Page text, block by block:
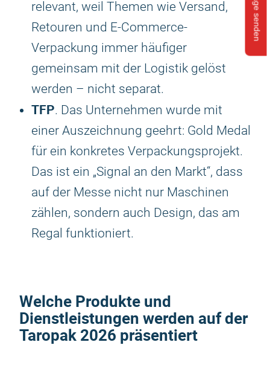
relevant, weil Themen wie Versand,
Retouren und E-Commerce-
Verpackung immer häufiger
gemeinsam mit der Logistik gelöst
werden – nicht separat.
TFP. Das Unternehmen wurde mit
einer Auszeichnung geehrt: Gold Medal
für ein konkretes Verpackungsprojekt.
Das ist ein „Signal an den Markt“, dass
auf der Messe nicht nur Maschinen
zählen, sondern auch Design, das am
Regal funktioniert.
Welche Produkte und
Dienstleistungen werden auf der
Taropak 2026 präsentiert